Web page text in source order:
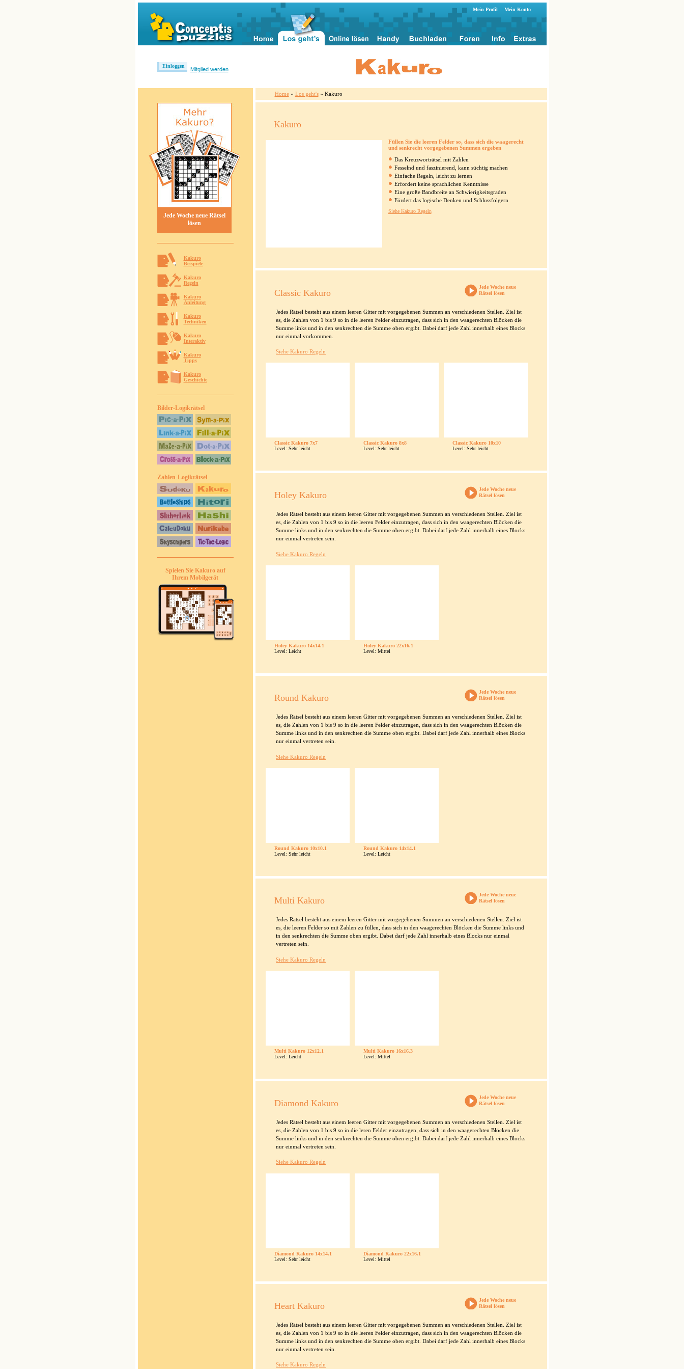
Mein Profil Mein Konto
Einloggen
Mitglied werden
Jede Woche neue Rätsel
lösen
Kakuro
Beispiele
Kakuro
Regeln
Kakuro
Anleitung
Kakuro
Techniken
Kakuro
Interaktiv
Kakuro
Tipps
Kakuro
Geschichte
Bilder-Logikrätsel
Zahlen-Logikrätsel
Spielen Sie Kakuro auf
Ihrem Mobilgerät
Home » Los geht's » Kakuro
Kakuro
Füllen Sie die leeren Felder so, dass sich die waagerecht
und senkrecht vorgegebenen Summen ergeben
Das Kreuzworträtsel mit Zahlen
Fesselnd und faszinierend, kann süchtig machen
Einfache Regeln, leicht zu lernen
Erfordert keine sprachlichen Kenntnisse
Eine große Bandbreite an Schwierigkeitsgraden
Fördert das logische Denken und Schlussfolgern
Siehe Kakuro Regeln
Classic Kakuro
Jede Woche neue
Rätsel lösen
Jedes Rätsel besteht aus einem leeren Gitter mit vorgegebenen Summen an verschiedenen Stellen. Ziel ist
es, die Zahlen von 1 bis 9 so in die leeren Felder einzutragen, dass sich in den waagerechten Blöcken die
Summe links und in den senkrechten die Summe oben ergibt. Dabei darf jede Zahl innerhalb eines Blocks
nur einmal vorkommen.
Siehe Kakuro Regeln
Classic Kakuro 7x7
Level: Sehr leicht
Classic Kakuro 8x8
Level: Sehr leicht
Classic Kakuro 10x10
Level: Sehr leicht
Holey Kakuro
Jede Woche neue
Rätsel lösen
Jedes Rätsel besteht aus einem leeren Gitter mit vorgegebenen Summen an verschiedenen Stellen. Ziel ist
es, die Zahlen von 1 bis 9 so in die leeren Felder einzutragen, dass sich in den waagerechten Blöcken die
Summe links und in den senkrechten die Summe oben ergibt. Dabei darf jede Zahl innerhalb eines Blocks
nur einmal vertreten sein.
Siehe Kakuro Regeln
Holey Kakuro 14x14.1
Level: Leicht
Holey Kakuro 22x16.1
Level: Mittel
Round Kakuro
Jede Woche neue
Rätsel lösen
Jedes Rätsel besteht aus einem leeren Gitter mit vorgegebenen Summen an verschiedenen Stellen. Ziel ist
es, die Zahlen von 1 bis 9 so in die leeren Felder einzutragen, dass sich in den waagerechten Blöcken die
Summe links und in den senkrechten die Summe oben ergibt. Dabei darf jede Zahl innerhalb eines Blocks
nur einmal vertreten sein.
Siehe Kakuro Regeln
Round Kakuro 10x10.1
Level: Sehr leicht
Round Kakuro 14x14.1
Level: Leicht
Multi Kakuro
Jede Woche neue
Rätsel lösen
Jedes Rätsel besteht aus einem leeren Gitter mit vorgegebenen Summen an verschiedenen Stellen. Ziel ist
es, die leeren Felder so mit Zahlen zu füllen, dass sich in den waagerechten Blöcken die Summe links und
in den senkrechten die Summe oben ergibt. Dabei darf jede Zahl innerhalb eines Blocks nur einmal
vertreten sein.
Siehe Kakuro Regeln
Multi Kakuro 12x12.1
Level: Leicht
Multi Kakuro 16x16.3
Level: Mittel
Diamond Kakuro
Jede Woche neue
Rätsel lösen
Jedes Rätsel besteht aus einem leeren Gitter mit vorgegebenen Summen an verschiedenen Stellen. Ziel ist
es, die Zahlen von 1 bis 9 so in die leren Felder einzutragen, dass sich in den waagerechten Blöcken die
Summe links und in den senkrechten die Summe oben ergibt. Dabei darf jede Zahl innerhalb eines Blocks
nur einmal vertreten sein.
Siehe Kakuro Regeln
Diamond Kakuro 14x14.1
Level: Sehr leicht
Diamond Kakuro 22x16.1
Level: Mittel
Heart Kakuro
Jede Woche neue
Rätsel lösen
Jedes Rätsel besteht aus einem leeren Gitter mit vorgegebenen Summen an verschiedenen Stellen. Ziel ist
es, die Zahlen von 1 bis 9 so in die leeren Felder einzutragen, dass sich in den waagerechten Blöcken die
Summe links und in den senkrechten die Summe oben ergibt. Dabei darf jede Zahl innerhalb eines Blocks
nur einmal vertreten sein.
Siehe Kakuro Regeln